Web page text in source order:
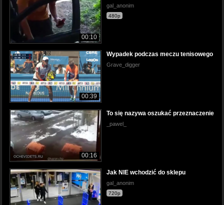
00:10
gal_anonim
480p
00:39
Wypadek podczas meczu tenisowego
Grave_digger
00:16
To się nazywa oszukać przeznaczenie
_pawel_
Jak NIE wchodzić do sklepu
gal_anonim
720p